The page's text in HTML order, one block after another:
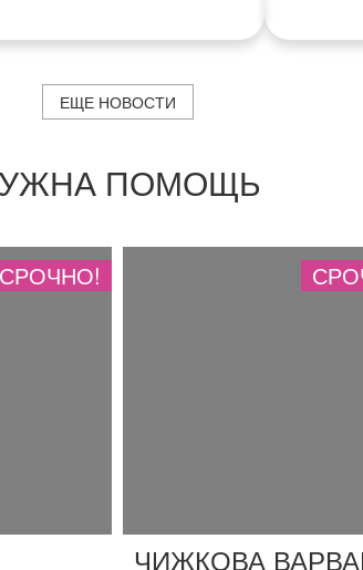
ЕЩЕ НОВОСТИ
ПОМОЩЬ
СРОЧНО!
ЧИЖКОВА